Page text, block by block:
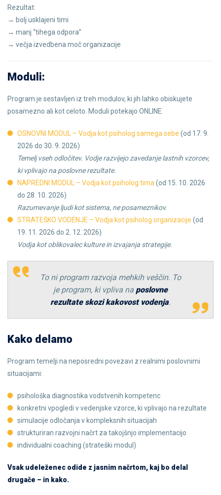
Rezultat:
→ bolj usklajeni timi
→ manj “tihega odpora”
→ večja izvedbena moč organizacije
Moduli:
Program je sestavljen iz treh modulov, ki jih lahko obiskujete
posamezno ali kot celoto. Moduli potekajo ONLINE.
OSNOVNI MODUL – Vodja kot psiholog samega sebe (od 17. 9.
2026 do 30. 9. 2026)
Temelj vseh odločitev. Vodje razvijejo zavedanje lastnih vzorcev,
ki vplivajo na poslovne rezultate.
NAPREDNI MODUL – Vodja kot psiholog tima (od 15. 10. 2026
do 28. 10. 2026)
Razumevanje ljudi kot sistema, ne posameznikov.
STRATEŠKO VODENJE – Vodja kot psiholog organizacije (od
19. 11. 2026 do 2. 12. 2026)
Vodja kot oblikovalec kulture in izvajanja strategije.
To ni program razvoja mehkih veščin. To
je program, ki vpliva na poslovne
rezultate skozi kakovost vodenja.
Kako delamo
Program temelji na neposredni povezavi z realnimi poslovnimi
situacijami:
psihološka diagnostika vodstvenih kompetenc
konkretni vpogledi v vedenjske vzorce, ki vplivajo na rezultate
simulacije odločanja v kompleksnih situacijah
strukturiran razvojni načrt za takojšnjo implementacijo
individualni coaching (strateški modul)
Vsak udeleženec odide z jasnim načrtom, kaj bo delal
drugače – in kako.